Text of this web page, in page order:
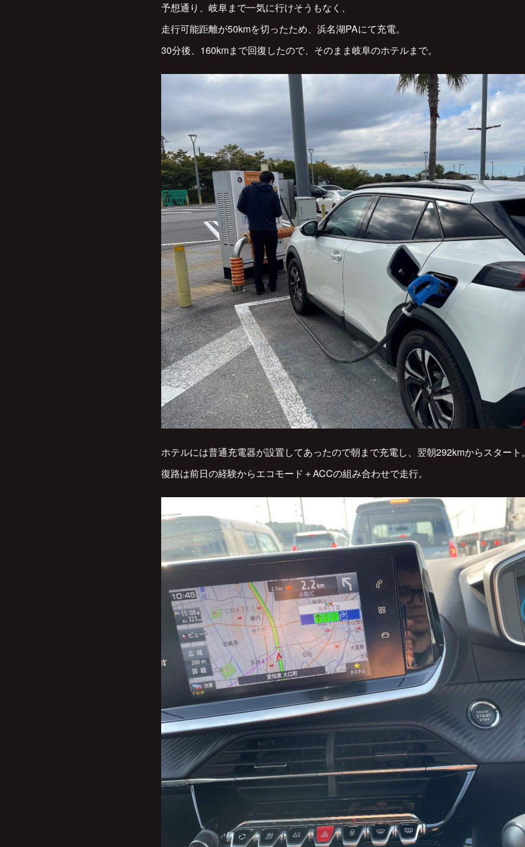
予想通り、岐阜まで一気に行けそうもなく、
走行可能距離が50kmを切ったため、浜名湖PAにて充電。
30分後、160kmまで回復したので、そのまま岐阜のホテルまで。
ホテルには普通充電器が設置してあったので朝まで充電し、翌朝292kmからスタート。
復路は前日の経験からエコモード＋ACCの組み合わせで走行。